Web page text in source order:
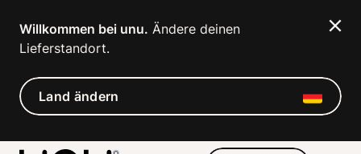
Willkommen bei unu. Ändere deinen
Lieferstandort.
Land ändern